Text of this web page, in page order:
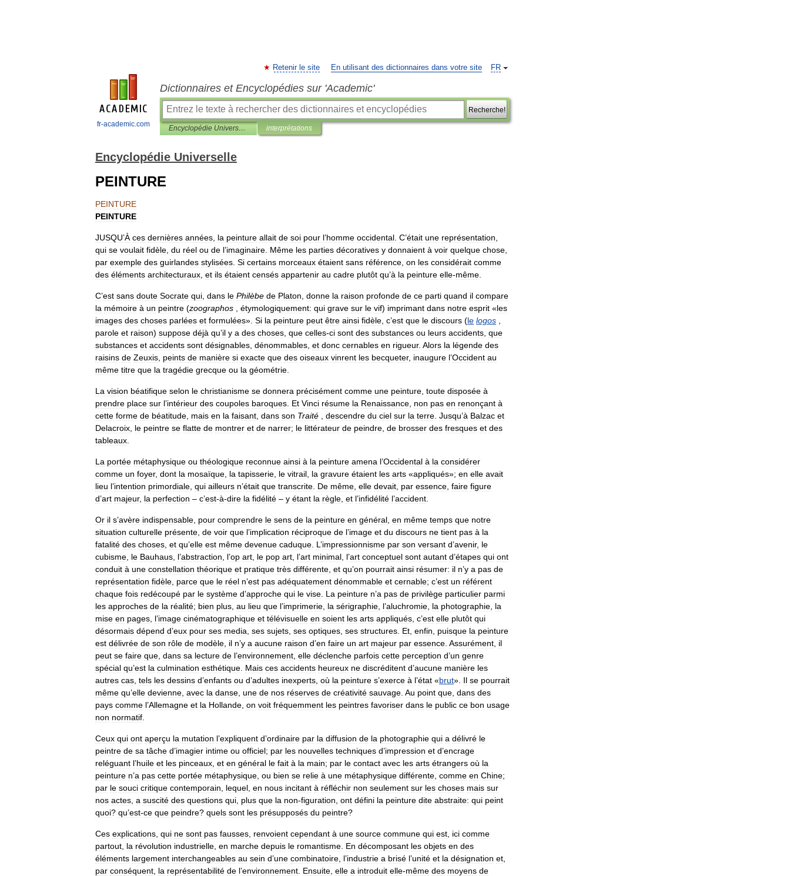
fr-academic.com
FR
Retenir le site En utilisant des dictionnaires dans votre site
Dictionnaires et Encyclopédies sur 'Academic'
Recherche!
Encyclopédie Universelle interprétations
Encyclopédie Universelle
PEINTURE
PEINTURE
PEINTURE
JUSQU’À ces dernières années la peinture allait de soi pour l’homme occidental C’était une représentation
qui se voulait fidèle du réel ou de l’imaginaire Même les parties décoratives y donnaient à voir quelque chose
par exemple des guirlandes stylisées Si certains morceaux étaient sans référence on les considérait comme
des éléments architecturaux et ils étaient censés appartenir au cadre plutôt qu’à la peinture elle-même
C’est sans doute Socrate qui dans le Philèbe de Platon donne la raison profonde de ce parti quand il compare
la mémoire à un peintre (zoographos étymologiquement: qui grave sur le vif) imprimant dans notre esprit «les
images des choses parlées et formulées». Si la peinture peut être ainsi fidèle c’est que le discours (le logos
parole et raison) suppose déjà qu’il y a des choses que celles-ci sont des substances ou leurs accidents que
substances et accidents sont désignables dénommables et donc cernables en rigueur. Alors la légende des
raisins de Zeuxis peints de manière si exacte que des oiseaux vinrent les becqueter, inaugure l’Occident au
même titre que la tragédie grecque ou la géométrie
La vision béatifique selon le christianisme se donnera précisément comme une peinture toute disposée à
prendre place sur l’intérieur des coupoles baroques Et Vinci résume la Renaissance non pas en renonçant à
cette forme de béatitude mais en la faisant dans son Traité descendre du ciel sur la terre Jusqu’à Balzac et
Delacroix le peintre se flatte de montrer et de narrer; le littérateur de peindre de brosser des fresques et des
tableaux
La portée métaphysique ou théologique reconnue ainsi à la peinture amena l’Occidental à la considérer
comme un foyer, dont la mosaïque la tapisserie le vitrail la gravure étaient les arts «appliqués»; en elle avait
lieu l’intention primordiale qui ailleurs n’était que transcrite De même elle devait par essence faire figure
d’art majeur, la perfection – c’est-à-dire la fidélité – y étant la règle et l’infidélité l’accident
Or il s’avère indispensable pour comprendre le sens de la peinture en général en même temps que notre
situation culturelle présente de voir que l’implication réciproque de l’image et du discours ne tient pas à la
fatalité des choses et qu’elle est même devenue caduque L ’impressionnisme par son versant d’avenir, le
cubisme le Bauhaus l’abstraction l’op art le pop art l’art minimal l’art conceptuel sont autant d’étapes qui ont
conduit à une constellation théorique et pratique très différente et qu’on pourrait ainsi résumer: il n’y a pas de
représentation fidèle parce que le réel n’est pas adéquatement dénommable et cernable; c’est un référent
chaque fois redécoupé par le système d’approche qui le vise La peinture n’a pas de privilège particulier parmi
les approches de la réalité; bien plus au lieu que l’imprimerie la sérigraphie l’aluchromie la photographie la
mise en pages l’image cinématographique et télévisuelle en soient les arts appliqués c’est elle plutôt qui
désormais dépend d’eux pour ses media ses sujets ses optiques ses structures Et enfin puisque la peinture
est délivrée de son rôle de modèle il n’y a aucune raison d’en faire un art majeur par essence Assurément il
peut se faire que dans sa lecture de l’environnement elle déclenche parfois cette perception d’un genre
spécial qu’est la culmination esthétique Mais ces accidents heureux ne discréditent d’aucune manière les
autres cas tels les dessins d’enfants ou d’adultes inexperts où la peinture s’exerce à l’état «brut». Il se pourrait
même qu’elle devienne avec la danse une de nos réserves de créativité sauvage Au point que dans des
pays comme l’Allemagne et la Hollande on voit fréquemment les peintres favoriser dans le public ce bon usage
non normatif
Ceux qui ont aperçu la mutation l’expliquent d’ordinaire par la diffusion de la photographie qui a délivré le
peintre de sa tâche d’imagier intime ou officiel; par les nouvelles techniques d’impression et d’encrage
reléguant l’huile et les pinceaux et en général le fait à la main; par le contact avec les arts étrangers où la
peinture n’a pas cette portée métaphysique ou bien se relie à une métaphysique différente comme en Chine;
par le souci critique contemporain lequel en nous incitant à réfléchir non seulement sur les choses mais sur
nos actes a suscité des questions qui plus que la non-figuration ont défini la peinture dite abstraite: qui peint
quoi? qu’est-ce que peindre? quels sont les présupposés du peintre?
Ces explications qui ne sont pas fausses renvoient cependant à une source commune qui est ici comme
partout la révolution industrielle en marche depuis le romantisme En décomposant les objets en des
éléments largement interchangeables au sein d’une combinatoire l’industrie a brisé l’unité et la désignation et
par conséquent la représentabilité de l’environnement Ensuite elle a introduit elle-même des moyens de